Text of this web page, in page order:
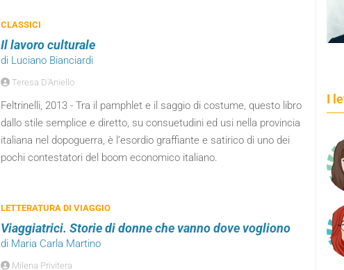
CLASSICI
Il lavoro culturale
di Luciano Bianciardi
Teresa D'Aniello
Feltrinelli, 2013 - Tra il pamphlet e il saggio di costume, questo libro
dallo stile semplice e diretto, su consuetudini ed usi nella provincia
italiana nel dopoguerra, è l’esordio graffiante e satirico di uno dei
pochi contestatori del boom economico italiano.
LETTERATURA DI VIAGGIO
Viaggiatrici. Storie di donne che vanno dove vogliono
di Maria Carla Martino
Milena Privitera
I